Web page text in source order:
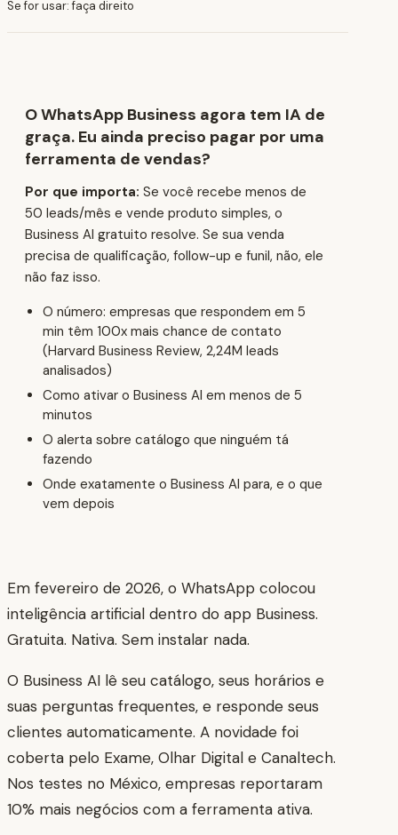
Se for usar: faça direito
O WhatsApp Business agora tem IA de
graça. Eu ainda preciso pagar por uma
ferramenta de vendas?
Por que importa: Se você recebe menos de
50 leads/mês e vende produto simples, o
Business AI gratuito resolve. Se sua venda
precisa de qualificação, follow-up e funil, não, ele
não faz isso.
O número: empresas que respondem em 5
min têm 100x mais chance de contato
(Harvard Business Review, 2,24M leads
analisados)
Como ativar o Business AI em menos de 5
minutos
O alerta sobre catálogo que ninguém tá
fazendo
Onde exatamente o Business AI para, e o que
vem depois
Em fevereiro de 2026, o WhatsApp colocou
inteligência artificial dentro do app Business.
Gratuita. Nativa. Sem instalar nada.
O Business AI lê seu catálogo, seus horários e
suas perguntas frequentes, e responde seus
clientes automaticamente. A novidade foi
coberta pelo Exame, Olhar Digital e Canaltech.
Nos testes no México, empresas reportaram
10% mais negócios com a ferramenta ativa.